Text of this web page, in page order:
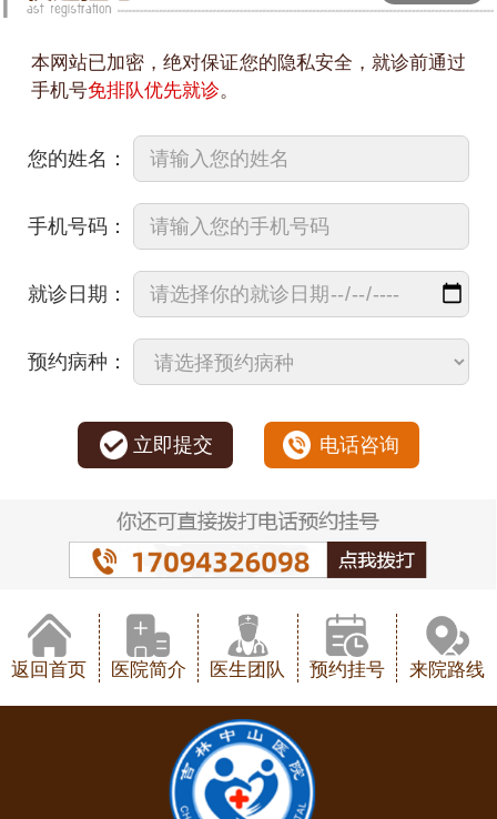
本网站已加密，绝对保证您的隐私安全，就诊前通过
手机号免排队优先就诊。
您的姓名：
手机号码：
就诊日期：
预约病种：
立即提交 电话咨询
返回首页 医院简介 医生团队 预约挂号 来院路线